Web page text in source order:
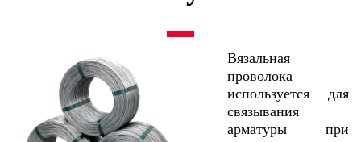
Вязальная
проволока
используется для
связывания
арматуры при